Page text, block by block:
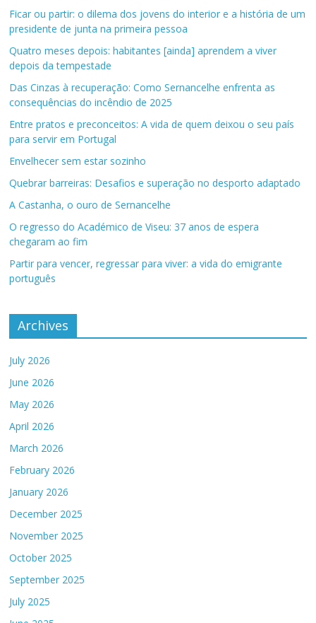
Ficar ou partir: o dilema dos jovens do interior e a história de um
presidente de junta na primeira pessoa
Quatro meses depois: habitantes [ainda] aprendem a viver
depois da tempestade
Das Cinzas à recuperação: Como Sernancelhe enfrenta as
consequências do incêndio de 2025
Entre pratos e preconceitos: A vida de quem deixou o seu país
para servir em Portugal
Envelhecer sem estar sozinho
Quebrar barreiras: Desafios e superação no desporto adaptado
A Castanha, o ouro de Sernancelhe
O regresso do Académico de Viseu: 37 anos de espera
chegaram ao fim
Partir para vencer, regressar para viver: a vida do emigrante
português
Archives
July 2026
June 2026
May 2026
April 2026
March 2026
February 2026
January 2026
December 2025
November 2025
October 2025
September 2025
July 2025